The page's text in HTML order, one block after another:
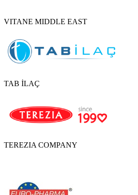
VITANE MIDDLE EAST
TAB İLAÇ
TEREZIA COMPANY